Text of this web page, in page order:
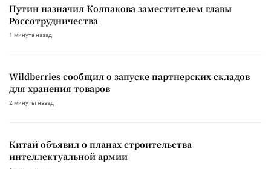
Путин назначил Колпакова заместителем главы
Россотрудничества
1 минута назад
Wildberries сообщил о запуске партнерских складов
для хранения товаров
2 минуты назад
Китай объявил о планах строительства
интеллектуальной армии